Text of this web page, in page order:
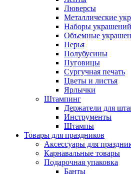
Люверсы
Металлические
Наборы украшений
Объемные
Перья
Полубусины
Пуговицы
Сургучная печать
Цветы и листья
Ярлычки
Штампинг
Держатели для
Инструменты
Штампы
Товары для праздников
Аксессуары для
Карнавальные товары
Подарочная упаковка
Банты